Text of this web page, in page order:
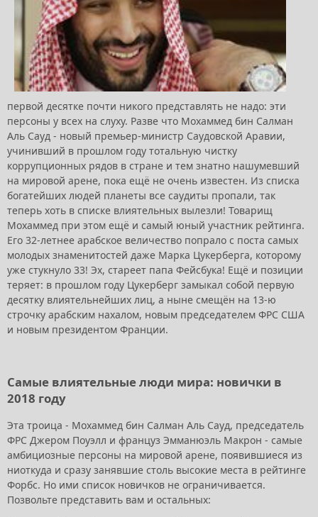
первой десятке почти никого представлять не надо: эти
персоны у всех на слуху. Разве что Мохаммед бин Салман
Аль Сауд - новый премьер-министр Саудовской Аравии,
учинивший в прошлом году тотальную чистку
коррупционных рядов в стране и тем знатно нашумевший
на мировой арене, пока ещё не очень известен. Из списка
богатейших людей планеты все саудиты пропали, так
теперь хоть в списке влиятельных вылезли! Товарищ
Мохаммед при этом ещё и самый юный участник рейтинга.
Его 32-летнее арабское величество попрало с поста самых
молодых знаменитостей даже Марка Цукерберга, которому
уже стукнуло 33! Эх, стареет папа Фейсбука! Ещё и позиции
теряет: в прошлом году Цукерберг замыкал собой первую
десятку влиятельнейших лиц, а ныне смещён на 13-ю
строчку арабским нахалом, новым председателем ФРС США
и новым президентом Франции.
Самые влиятельные люди мира: новички в
2018 году
Эта троица - Мохаммед бин Салман Аль Сауд, председатель
ФРС Джером Поуэлл и француз Эмманюэль Макрон - самые
амбициозные персоны на мировой арене, появившиеся из
ниоткуда и сразу занявшие столь высокие места в рейтинге
Форбс. Но ими список новичков не ограничивается.
Позвольте представить вам и остальных: